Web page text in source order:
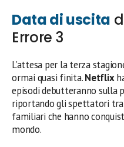
Data di uscita
Errore 3
L’attesa per la terza
ormai quasi finita.Netflix
episodi debutteranno sulla
riportando gli spettatori
familiari che hanno
mondo.